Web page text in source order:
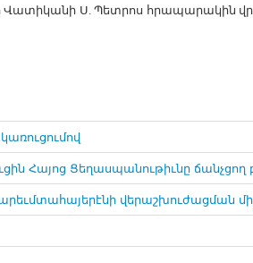
­Վա­տի­կա­նի Ս. ­Պետ­րոս
Հայոց Ցեղասպանութիւնը ճանչցող
վերաշխուժացման